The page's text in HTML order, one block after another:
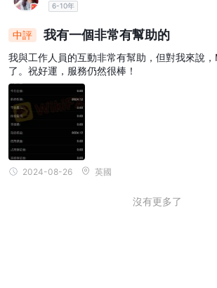
6-10年
中評 我有一個非常有幫助的
我與工作人員的互動非常有幫助，但對我來說
了。祝好運，服務仍然很棒！
2024-08-26 英國
沒有更多了